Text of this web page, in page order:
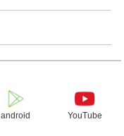
android YouTube